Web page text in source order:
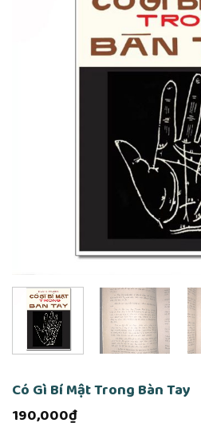
Có Gì Bí Mật Trong Bàn Tay
190,000₫